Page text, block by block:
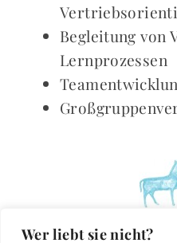
Wer liebt sie nicht?
Begleitung von
Lernprozessen